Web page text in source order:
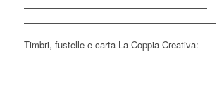
————————————————————
—————————————————————
Timbri, fustelle e carta La Coppia Creativa: